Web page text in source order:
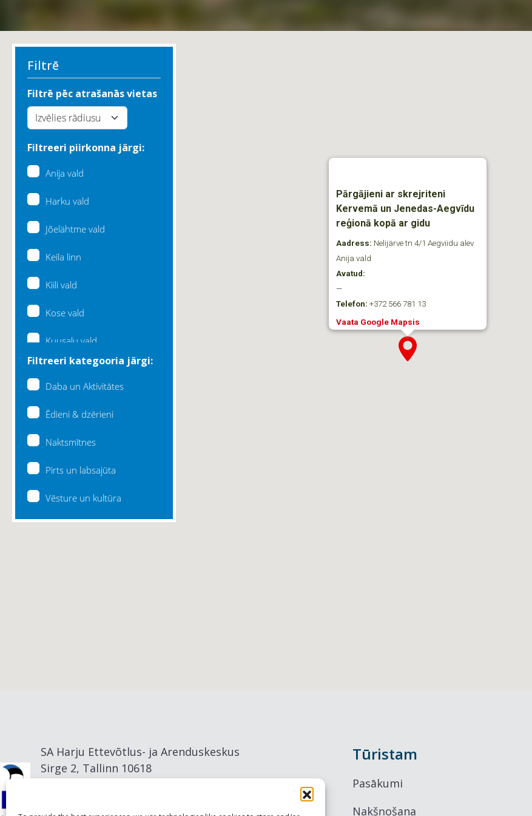
Filtrē
Filtrē pēc atrašanās vietas
Filtreeri piirkonna järgi:
Anija vald
Harku vald
Jõelähtme vald
Keila linn
Kiili vald
Kose vald
Kuusalu vald
Lääne-Harju vald
Filtreeri kategooria järgi:
Daba un Aktivitātes
Ēdieni & dzērieni
Naktsmītnes
Pirts un labsajūta
Vēsture un kultūra
Pārgājieni ar skrejriteni
Kervemā un Jenedas-Aegvīdu
reģionā kopā ar gidu
Aadress: Nelijärve tn 4/1 Aegviidu alev
Anija vald
Avatud:
—
Telefon: +372 566 781 13
Vaata Google Mapsis
SA Harju Ettevõtlus- ja Arenduskeskus
Sirge 2, Tallinn 10618
Tūristam
Pasākumi
Nakšņošana